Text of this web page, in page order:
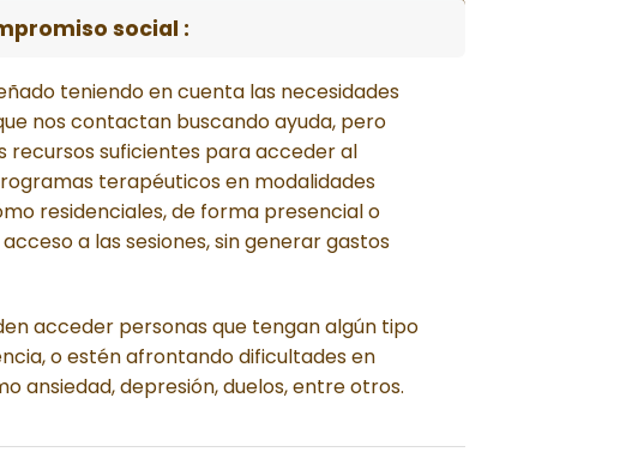
social :
teniendo en cuenta las necesidades
nos contactan buscando ayuda, pero
recursos suficientes para acceder al
terapéuticos en modalidades
residenciales, de forma presencial o
a las sesiones, sin generar gastos
acceder personas que tengan algún tipo
o estén afrontando dificultades en
ansiedad, depresión, duelos, entre otros.